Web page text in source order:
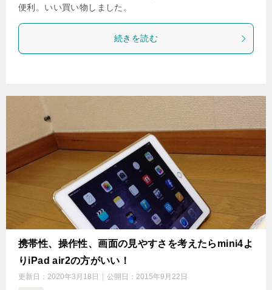
便利。いい買い物しました。
続きを読む
携帯性、操作性、画面の見やすさを考えたらmini4よ
りiPad air2の方がいい！
更新日： 2020年3月18日 公開日： 2015年9月22日